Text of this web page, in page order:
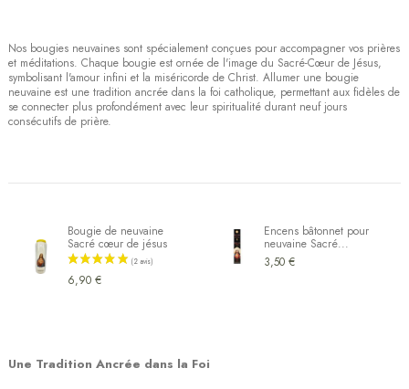
Nos bougies neuvaines sont spécialement conçues pour accompagner vos prières
et méditations. Chaque bougie est ornée de l'image du Sacré-Cœur de Jésus,
symbolisant l'amour infini et la miséricorde de Christ. Allumer une bougie
neuvaine est une tradition ancrée dans la foi catholique, permettant aux fidèles de
se connecter plus profondément avec leur spiritualité durant neuf jours
consécutifs de prière.
Bougie de neuvaine
Sacré cœur de jésus
6,90 €
Encens bâtonnet pour
neuvaine Sacré...
3,50 €
Une Tradition Ancrée dans la Foi